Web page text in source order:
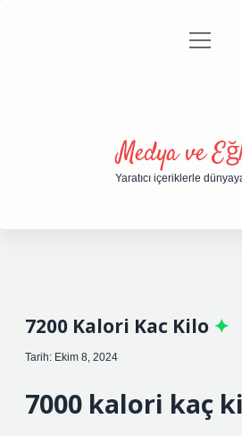
Gizlilik Politikası
menüyü
Medya ve
Yaratıcı içeriklerle
7200 Kalori Kac Kilo
Tarih: Ekim 8, 2024
7000 kalori kaç